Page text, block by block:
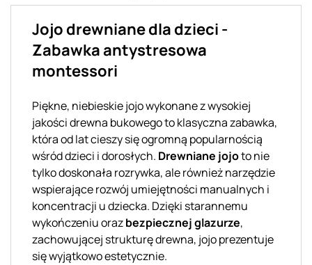
Jojo drewniane dla dzieci -
Zabawka antystresowa
montessori
Piękne, niebieskie jojo wykonane z wysokiej
jakości drewna bukowego to klasyczna zabawka,
która od lat cieszy się ogromną popularnością
wśród dzieci i dorosłych. Drewniane jojoto nie
tylko doskonała rozrywka, ale również narzędzie
wspierające rozwój umiejętności manualnych i
koncentracji u dziecka. Dzięki starannemu
wykończeniu orazbezpiecznej glazurze,
zachowującej strukturę drewna, jojo prezentuje
się wyjątkowo estetycznie.